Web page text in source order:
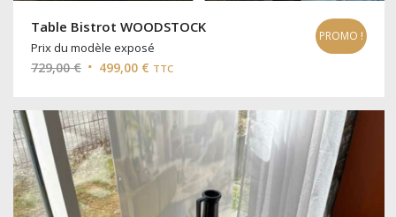
Table Bistrot WOODSTOCK
Prix du modèle exposé
729,00€ Le
initial
était :
729,00 €.
499,00 € Le
actuel
est :
499,00 €.
TTC
PROMO !